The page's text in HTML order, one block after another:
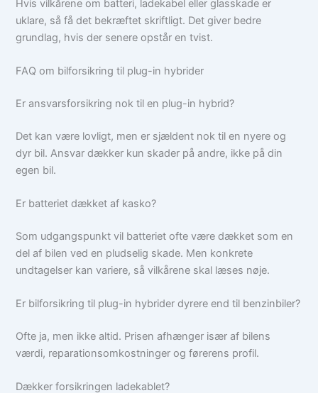
Hvis vilkårene om batteri, ladekabel eller glasskade er
uklare, så få det bekræftet skriftligt. Det giver bedre
grundlag, hvis der senere opstår en tvist.
FAQ om bilforsikring til plug-in hybrider
Er ansvarsforsikring nok til en plug-in hybrid?
Det kan være lovligt, men er sjældent nok til en nyere og
dyr bil. Ansvar dækker kun skader på andre, ikke på din
egen bil.
Er batteriet dækket af kasko?
Som udgangspunkt vil batteriet ofte være dækket som en
del af bilen ved en pludselig skade. Men konkrete
undtagelser kan variere, så vilkårene skal læses nøje.
Er bilforsikring til plug-in hybrider dyrere end til benzinbiler?
Ofte ja, men ikke altid. Prisen afhænger især af bilens
værdi, reparationsomkostninger og førerens profil.
Dækker forsikringen ladekablet?